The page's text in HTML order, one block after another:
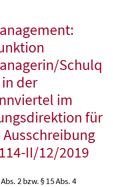
Schulq
der
im
für
II/12/2019
Abs. 2bzw.§ 15Abs. 4